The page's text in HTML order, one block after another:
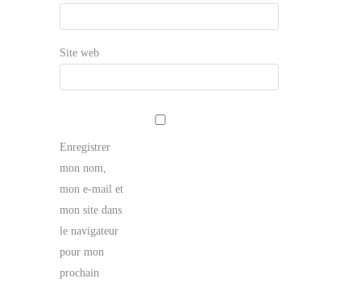
Site web
Enregistrer
mon nom,
mon e-mail et
mon site dans
le navigateur
pour mon
prochain